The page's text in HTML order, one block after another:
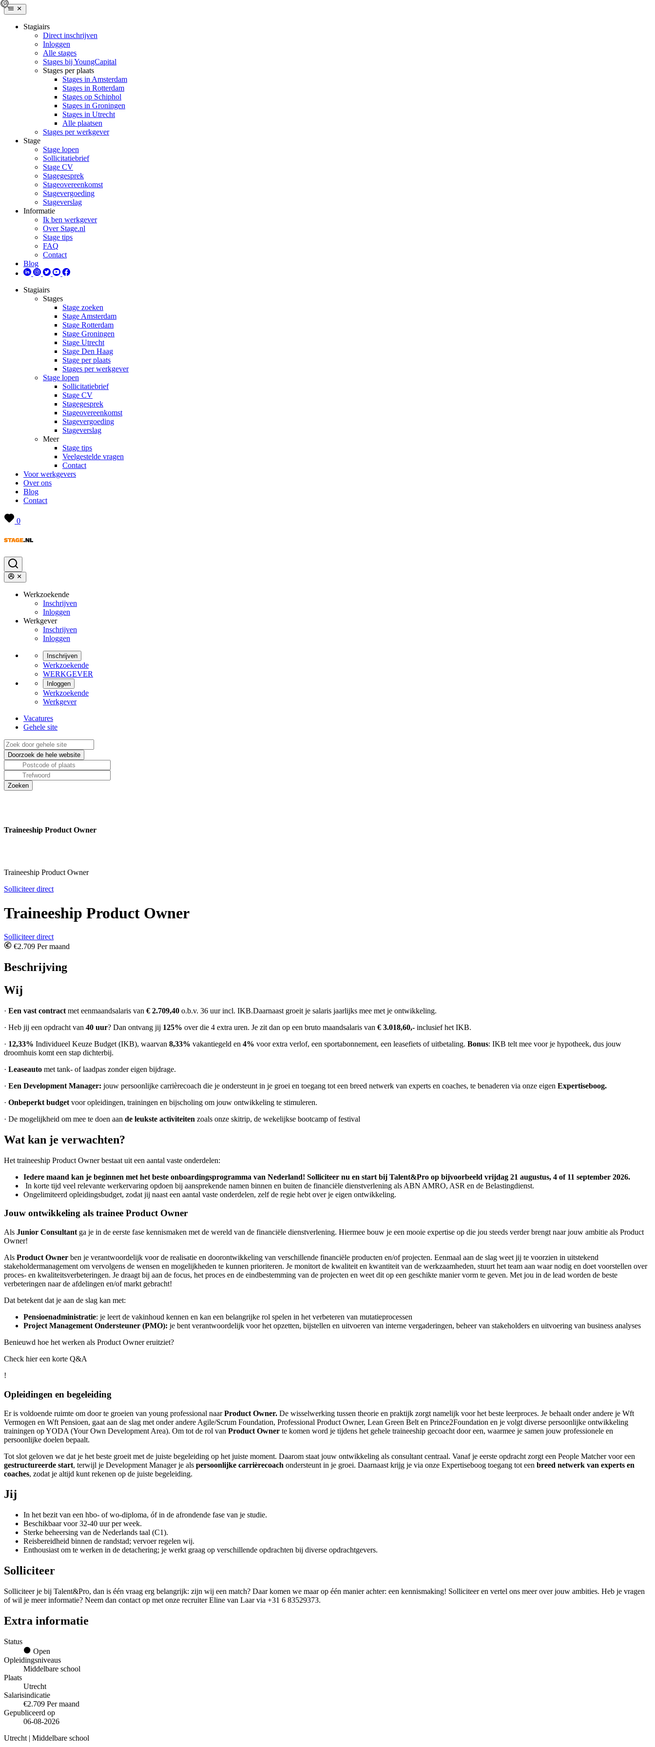
Stagiairs
Direct inschrijven
Inloggen
Alle stages
Stages bij YoungCapital
Stages per plaats
Stages in Amsterdam
Stages in Rotterdam
Stages op Schiphol
Stages in Groningen
Stages in Utrecht
Alle plaatsen
Stages per werkgever
Stage
Stage lopen
Sollicitatiebrief
Stage CV
Stagegesprek
Stageovereenkomst
Stagevergoeding
Stageverslag
Informatie
Ik ben werkgever
Over Stage.nl
Stage tips
FAQ
Contact
Blog
Stagiairs
Stages
Stage zoeken
Stage Amsterdam
Stage Rotterdam
Stage Groningen
Stage Utrecht
Stage Den Haag
Stage per plaats
Stages per werkgever
Stage lopen
Sollicitatiebrief
Stage CV
Stagegesprek
Stageovereenkomst
Stagevergoeding
Stageverslag
Meer
Stage tips
Veelgestelde vragen
Contact
Voor werkgevers
Over ons
Blog
Contact
0
Werkzoekende
Inschrijven
Inloggen
Werkgever
Inschrijven
Inloggen
Inschrijven
Werkzoekende
WERKGEVER
Inloggen
Werkzoekende
Werkgever
Vacatures
Gehele site
Traineeship Product Owner
Traineeship Product Owner
Solliciteer direct
Traineeship Product Owner
Solliciteer direct
€2.709 Per maand
Beschrijving
Wij
· Een vast contract met eenmaandsalaris van € 2.709,40 o.b.v. 36 uur incl. IKB.Daarnaast groeit je salaris jaarlijks mee met je ontwikkeling.
· Heb jij een opdracht van 40 uur? Dan ontvang jij 125% over die 4 extra uren. Je zit dan op een bruto maandsalaris van € 3.018,60,- inclusief het IKB.
· 12,33% Individueel Keuze Budget (IKB), waarvan 8,33% vakantiegeld en 4% voor extra verlof, een sportabonnement, een leasefiets of uitbetaling. Bonus: IKB telt mee voor je hypotheek, dus jouw
droomhuis komt een stap dichterbij.
· Leaseauto met tank- of laadpas zonder eigen bijdrage.
· Een Development Manager: jouw persoonlijke carrièrecoach die je ondersteunt in je groei en toegang tot een breed netwerk van experts en coaches, te benaderen via onze eigen Expertiseboog.
· Onbeperkt budget voor opleidingen, trainingen en bijscholing om jouw ontwikkeling te stimuleren.
· De mogelijkheid om mee te doen aan de leukste activiteiten zoals onze skitrip, de wekelijkse bootcamp of festival
Wat kan je verwachten?
Het traineeship Product Owner bestaat uit een aantal vaste onderdelen:
Iedere maand kan je beginnen met het beste onboardingsprogramma van Nederland! Solliciteer nu en start bij Talent&Pro op bijvoorbeeld vrijdag 21 augustus, 4 of 11 september 2026.
In korte tijd veel relevante werkervaring opdoen bij aansprekende namen binnen en buiten de financiële dienstverlening als ABN AMRO, ASR en de Belastingdienst.
Ongelimiteerd opleidingsbudget, zodat jij naast een aantal vaste onderdelen, zelf de regie hebt over je eigen ontwikkeling.
Jouw ontwikkeling als trainee Product Owner
Als Junior Consultant ga je in de eerste fase kennismaken met de wereld van de financiële dienstverlening. Hiermee bouw je een mooie expertise op die jou steeds verder brengt naar jouw ambitie als Product
Owner!
Als Product Owner ben je verantwoordelijk voor de realisatie en doorontwikkeling van verschillende financiële producten en/of projecten. Eenmaal aan de slag weet jij te voorzien in uitstekend
stakeholdermanagement om vervolgens de wensen en mogelijkheden te kunnen prioriteren. Je monitort de kwaliteit en kwantiteit van de werkzaamheden, stuurt het team aan waar nodig en doet voorstellen over
proces- en kwaliteitsverbeteringen. Je draagt bij aan de focus, het proces en de eindbestemming van de projecten en weet dit op een geschikte manier vorm te geven. Met jou in de lead worden de beste
verbeteringen naar de afdelingen en/of markt gebracht!
Dat betekent dat je aan de slag kan met:
Pensioenadministratie: je leert de vakinhoud kennen en kan een belangrijke rol spelen in het verbeteren van mutatieprocessen
Project Management Ondersteuner (PMO): je bent verantwoordelijk voor het opzetten, bijstellen en uitvoeren van interne vergaderingen, beheer van stakeholders en uitvoering van business analyses
Benieuwd hoe het werken als Product Owner eruitziet?
Check hier een korte Q&A
!
Opleidingen en begeleiding
Er is voldoende ruimte om door te groeien van young professional naarProduct Owner. De wisselwerking tussen theorie en praktijk zorgt namelijk voor het beste leerproces. Je behaalt onder andere je Wft
Vermogen en Wft Pensioen, gaat aan de slag met onder andere Agile/Scrum Foundation, Professional Product Owner, Lean Green Belt en Prince2Foundation en je volgt diverse persoonlijke ontwikkeling
trainingen op YODA (Your Own Development Area). Om tot de rol van Product Owner te komen word je tijdens het gehele traineeship gecoacht door een, waarmee je samen jouw professionele en
persoonlijke doelen bepaalt.
Tot slot geloven we dat je het beste groeit met de juiste begeleiding op het juiste moment. Daarom staat jouw ontwikkeling als consultant centraal. Vanaf je eerste opdracht zorgt een People Matcher voor een
gestructureerde start, terwijl je Development Manager je als persoonlijke carrièrecoach ondersteunt in je groei. Daarnaast krijg je via onze Expertiseboog toegang tot een breed netwerk van experts en
coaches, zodat je altijd kunt rekenen op de juiste begeleiding.
Jij
In het bezit van een hbo- of wo-diploma, óf in de afrondende fase van je studie.
Beschikbaar voor 32-40 uur per week.
Sterke beheersing van de Nederlands taal (C1).
Reisbereidheid binnen de randstad; vervoer regelen wij.
Enthousiast om te werken in de detachering; je werkt graag op verschillende opdrachten bij diverse opdrachtgevers.
Solliciteer
Solliciteer je bij Talent&Pro, dan is één vraag erg belangrijk: zijn wij een match? Daar komen we maar op één manier achter: een kennismaking! Solliciteer en vertel ons meer over jouw ambities. Heb je vragen
of wil je meer informatie? Neem dan contact op met onze recruiter Eline van Laar via +31 6 83529373.
Extra informatie
Status
Open
Opleidingsniveaus
Middelbare school
Plaats
Utrecht
Salarisindicatie
€2.709 Per maand
Gepubliceerd op
06-08-2026
Utrecht | Middelbare school